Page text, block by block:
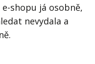
shopu já osobně,
nevydala a